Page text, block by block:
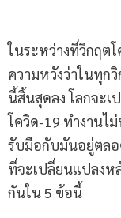
ในระหว่างที่วิกฤต
ความหวังว่าในทุก
นี้สิ้นสุดลง โลกจะเ
โควิด-19 ทำงานไ
รับมือกับมันอยู่ตลอ
ที่จะเปลี่ยนแปลงห
กันใน 5 ข้อนี้